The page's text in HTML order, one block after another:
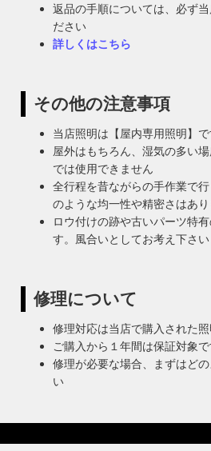
返品の手順については、必ず
ださい
詳しくはこちら
その他の注意事項
当店照明は【屋内専用照明】で
屋外はもちろん、湿気の多い
では使用できません
全行程を昔ながらの手作業で
のような均一性や精密さはあ
ロウ付けの跡や古いパーツ特
す。風合いとしてお考え下さい
修理について
修理対応は当店で購入された
ご購入から１年間は保証対象で
修理が必要な場合、まずはど
い